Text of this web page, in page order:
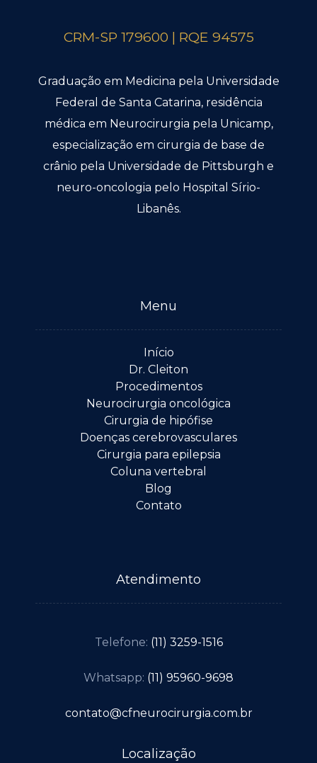
CRM-SP 179600 | RQE 94575
Graduação em Medicina pela Universidade
Federal de Santa Catarina, residência
médica em Neurocirurgia pela Unicamp,
especialização em cirurgia de base de
crânio pela Universidade de Pittsburgh e
neuro-oncologia pelo Hospital Sírio-
Libanês.
Menu
Início
Dr. Cleiton
Procedimentos
Neurocirurgia oncológica
Cirurgia de hipófise
Doenças cerebrovasculares
Cirurgia para epilepsia
Coluna vertebral
Blog
Contato
Atendimento
Telefone: (11) 3259-1516
Whatsapp: (11) 95960-9698
contato@cfneurocirurgia.com.br
Localização